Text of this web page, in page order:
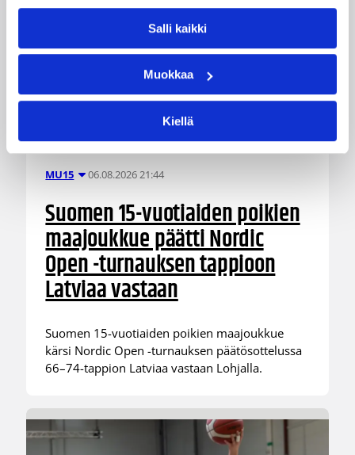
Salli kaikki
Muokkaa
Kiellä
MU15 06.08.2026 21:44
Suomen 15-vuotiaiden poikien
maajoukkue päätti Nordic
Open -turnauksen tappioon
Latviaa vastaan
Suomen 15-vuotiaiden poikien maajoukkue
kärsi Nordic Open -turnauksen päätösottelussa
66–74-tappion Latviaa vastaan Lohjalla.